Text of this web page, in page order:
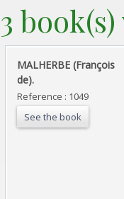
3
‎MALHERBE (François
de). ‎
Reference : 1049
See the book